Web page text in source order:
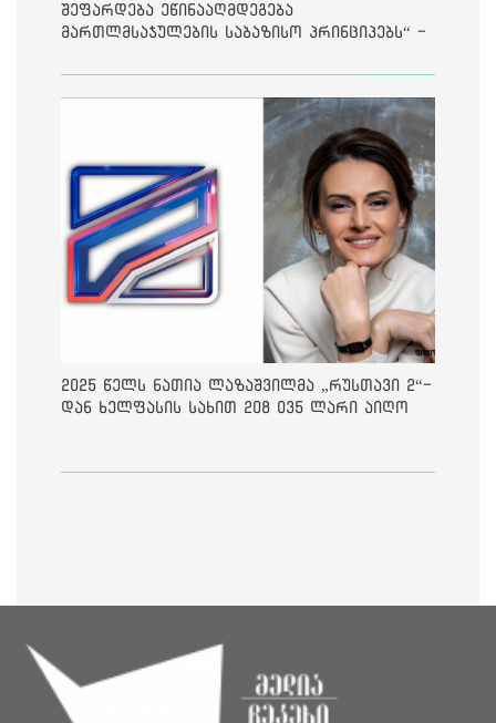
შეფარდება ეწინააღმდეგება
მართლმსაჯულების საბაზისო პრინციპებს“ -
2025 წელს ნათია ლაზაშვილმა „რუსთავი 2“-
დან ხელფასის სახით 208 035 ლარი აიღო